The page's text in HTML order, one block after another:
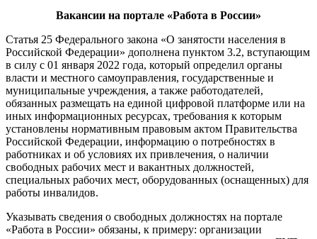
Вакансии на портале «Работа в России»
Статья 25 Федерального закона «О за­нятости населения в
Российской Федера­ции» дополнена пунктом 3.2, вступающим
в силу с 01 января 2022 года, который определил органы
власти и местного самоуправления, государственные и
муниципальные учреждения, а также ра­ботодателей,
обязанных размещать на единой цифровой платформе или на
иных информационных ресурсах, требования к которым
установлены нормативным пра­вовым актом Правительства
Российской Федерации, информацию о потребностях в
работниках и об условиях их привлече­ния, о наличии
свободных рабочих мест и вакантных должностей,
специальных ра­бочих мест, оборудованных (оснащенных) для
работы инвалидов.
Указывать сведения о свободных должностях на портале
«Работа в Рос­сии» обязаны, к примеру: организации